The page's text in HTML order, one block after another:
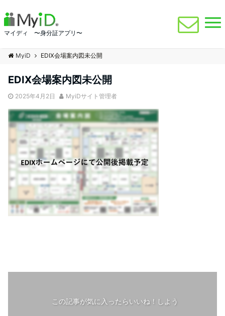
マイディ 〜身分証アプリ〜
MyiD EDIX会場案内図未公開
EDIX会場案内図未公開
2025年4月2日 MyiDサイト管理者
この記事が気に入ったらいいね！しよう